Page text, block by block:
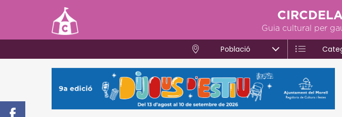
Guia cultural per
Població